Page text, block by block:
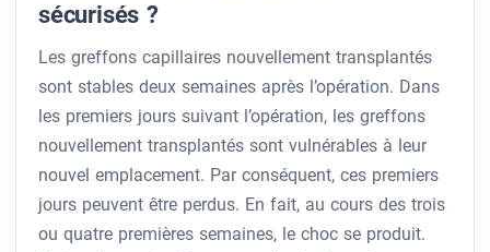
sécurisés ?
Les greffons capillaires nouvellement transplantés
sont stables deux semaines après l’opération. Dans
les premiers jours suivant l’opération, les greffons
nouvellement transplantés sont vulnérables à leur
nouvel emplacement. Par conséquent, ces premiers
jours peuvent être perdus. En fait, au cours des trois
ou quatre premières semaines, le choc se produit.